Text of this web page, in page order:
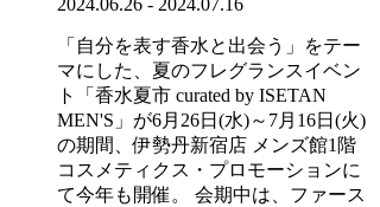
2024.06.26 - 2024.07.16
「自分を表す香水と出会う」をテー
マにした、夏のフレグランスイベン
ト「香水夏市 curated by ISETAN
MEN'S」が6月26日(水)～7月16日(火)
の期間、伊勢丹新宿店 メンズ館1階
コスメティクス・プロモーションに
て今年も開催。 会期中は、ファース